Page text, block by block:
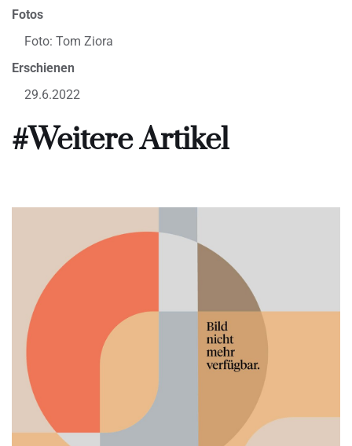
Fotos
Foto: Tom Ziora
Erschienen
29.6.2022
#Weitere Artikel